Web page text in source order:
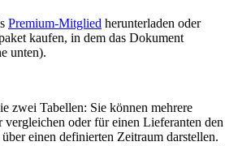
Premium-Mitglied herunterladen oder
kaufen, in dem das Dokument
unten).
zwei Tabellen: Sie können mehrere
vergleichen oder für einen Lieferanten den
einen definierten Zeitraum darstellen.